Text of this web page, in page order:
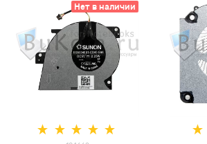
Нет в наличии